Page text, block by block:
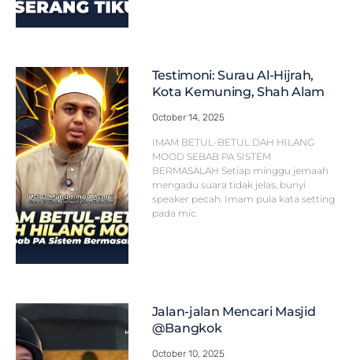
Testimoni: Surau Al-Hijrah,
Kota Kemuning, Shah Alam
October 14, 2025
IMAM BETUL-BETUL DAH HILANG
MOOD SEBAB PA SISTEM
BERMASALAH Setiap minggu jemaah
mengadu suara tidak jelas, bunyi
speaker pecah. Imam pula kata setting
pada mic
Jalan-jalan Mencari Masjid
@Bangkok
October 10, 2025